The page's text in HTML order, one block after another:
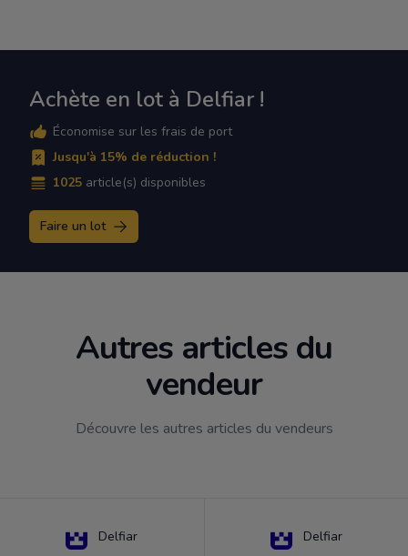
Achète en lot à Delfiar !
Économise sur les frais de port
Jusqu'à 15% de réduction !
1025 article(s) disponibles
Faire un lot
Autres articles du
vendeur
Découvre les autres articles du vendeurs
Delfiar Delfiar